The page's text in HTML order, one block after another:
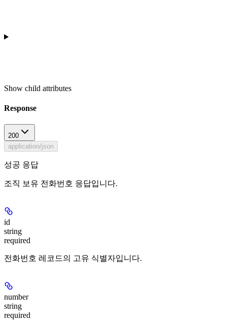
Show child attributes
Response
200
application/json
성공 응답
조직 보유 전화번호 응답입니다.
id
string
required
전화번호 레코드의 고유 식별자입니다.
number
string
required